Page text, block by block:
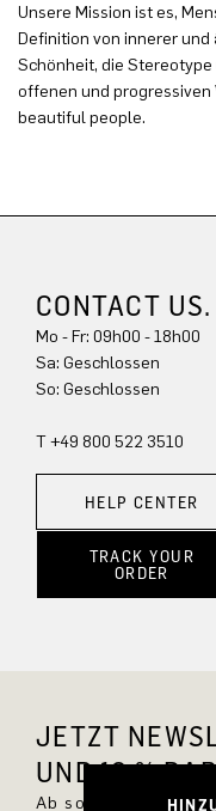
Unsere Mission ist es,
Definition von innerer
Schönheit, die
offenen und progressiven
beautiful people.
CONTACT US.
Mo - Fr: 09h00 - 18h00
Sa: Geschlossen
So: Geschlossen
T +49 800 522 3510
HELP CENTER
TRACK YOUR
ORDER
JETZT
UND 10 %
Ab sofort bist Du